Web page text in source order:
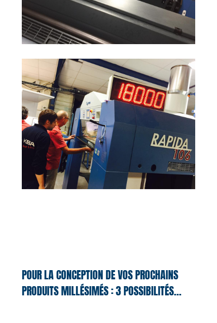
POUR LA CONCEPTION DE VOS PROCHAINS
PRODUITS MILLÉSIMÉS : 3 POSSIBILITÉS…